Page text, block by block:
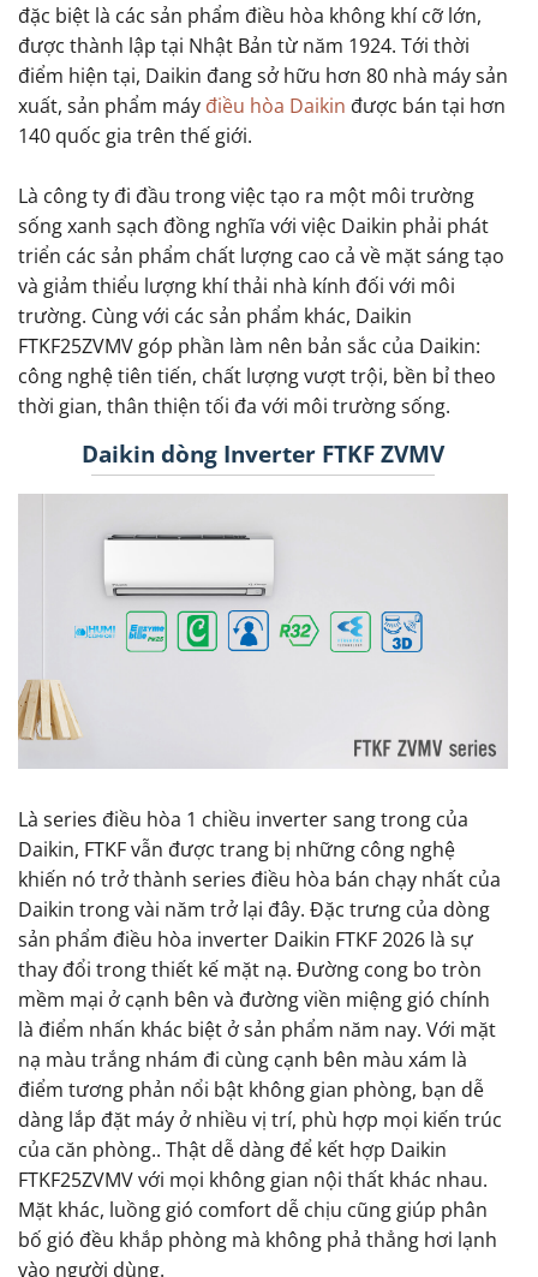
đặc biệt là các sản phẩm điều hòa không khí cỡ lớn,
được thành lập tại Nhật Bản từ năm 1924. Tới thời
điểm hiện tại, Daikin đang sở hữu hơn 80 nhà máy sản
xuất, sản phẩm máy điều hòa Daikin được bán tại hơn
140 quốc gia trên thế giới.
Là công ty đi đầu trong việc tạo ra một môi trường
sống xanh sạch đồng nghĩa với việc Daikin phải phát
triển các sản phẩm chất lượng cao cả về mặt sáng tạo
và giảm thiểu lượng khí thải nhà kính đối với môi
trường. Cùng với các sản phẩm khác, Daikin
FTKF25ZVMV góp phần làm nên bản sắc của Daikin:
công nghệ tiên tiến, chất lượng vượt trội, bền bỉ theo
thời gian, thân thiện tối đa với môi trường sống.
Daikin dòng Inverter FTKF ZVMV
Là series điều hòa 1 chiều inverter sang trong của
Daikin, FTKF vẫn được trang bị những công nghệ
khiến nó trở thành series điều hòa bán chạy nhất của
Daikin trong vài năm trở lại đây. Đặc trưng của dòng
sản phẩm điều hòa inverter Daikin FTKF 2026 là sự
thay đổi trong thiết kế mặt nạ. Đường cong bo tròn
mềm mại ở cạnh bên và đường viền miệng gió chính
là điểm nhấn khác biệt ở sản phẩm năm nay. Với mặt
nạ màu trắng nhám đi cùng cạnh bên màu xám là
điểm tương phản nổi bật không gian phòng, bạn dễ
dàng lắp đặt máy ở nhiều vị trí, phù hợp mọi kiến trúc
của căn phòng.. Thật dễ dàng để kết hợp Daikin
FTKF25ZVMV với mọi không gian nội thất khác nhau.
Mặt khác, luồng gió comfort dễ chịu cũng giúp phân
bố gió đều khắp phòng mà không phả thẳng hơi lạnh
vào người dùng.